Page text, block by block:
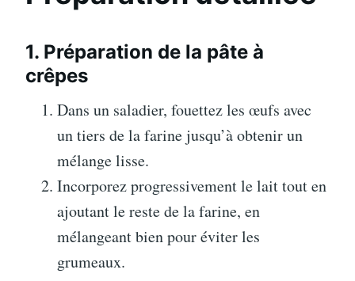
1. Préparation de la pâte à
crêpes
Dans un saladier, fouettez les œufs avec
un tiers de la farine jusqu’à obtenir un
mélange lisse.
Incorporez progressivement le lait tout en
ajoutant le reste de la farine, en
mélangeant bien pour éviter les
grumeaux.